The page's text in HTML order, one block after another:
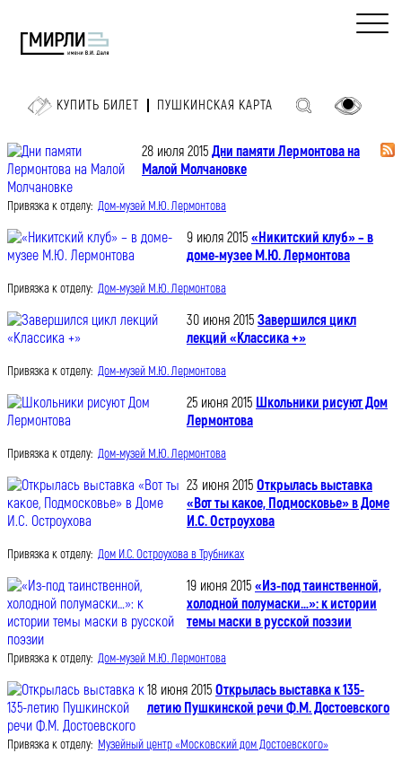
КУПИТЬ БИЛЕТ ПУШКИНСКАЯ КАРТА
28 июля 2015 Дни памяти Лермонтова на
Малой Молчановке
Привязка к отделу: Дом-музей М.Ю. Лермонтова
9 июля 2015 «Никитский клуб» – в
доме-музее М.Ю. Лермонтова
Привязка к отделу: Дом-музей М.Ю. Лермонтова
30 июня 2015 Завершился цикл
лекций «Классика +»
Привязка к отделу: Дом-музей М.Ю. Лермонтова
25 июня 2015 Школьники рисуют Дом
Лермонтова
Привязка к отделу: Дом-музей М.Ю. Лермонтова
23 июня 2015 Открылась выставка
«Вот ты какое, Подмосковье» в Доме
И.С. Остроухова
Привязка к отделу: Дом И.С. Остроухова в Трубниках
19 июня 2015 «Из-под таинственной,
холодной полумаски…»: к истории
темы маски в русской поэзии
Привязка к отделу: Дом-музей М.Ю. Лермонтова
18 июня 2015 Открылась выставка к 135-
летию Пушкинской речи Ф.М. Достоевского
Привязка к отделу: Музейный центр «Московский дом Достоевского»